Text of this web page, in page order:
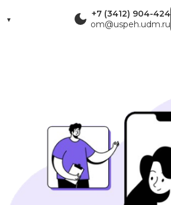
▼
+7 (3412) 904-424
om@uspeh.udm.ru